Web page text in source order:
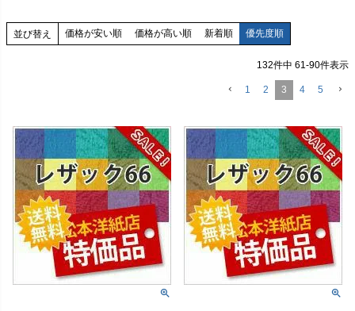
並び替え 価格が安い順 価格が高い順 新着順 優先度順
132件中 61-90件表示
1 2 3 4 5